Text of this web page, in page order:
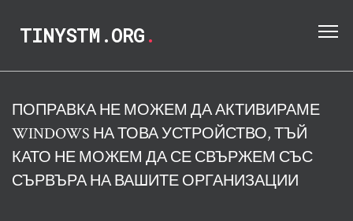
TINYSTM.ORG.
ПОПРАВКА НЕ МОЖЕМ ДА АКТИВИРАМЕ
WINDOWS НА ТОВА УСТРОЙСТВО, ТЪЙ
КАТО НЕ МОЖЕМ ДА СЕ СВЪРЖЕМ СЪС
СЪРВЪРА НА ВАШИТЕ ОРГАНИЗАЦИИ